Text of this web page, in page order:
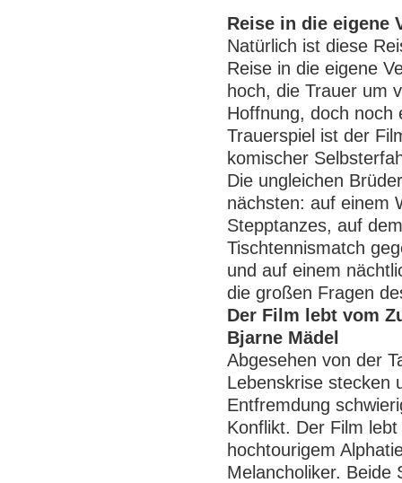
Reise in die eigene
Natürlich ist diese
Reise in die eigene
hoch, die Trauer um
Hoffnung, doch noch
Trauerspiel ist der
komischer
Die ungleichen
nächsten: auf einem
Stepptanzes, auf
Tischtennismatch
und auf einem
die großen Fragen
Der Film lebt vom
Bjarne Mädel
Abgesehen von der
Lebenskrise stecken
Entfremdung
Konflikt. Der Film
hochtourigem
Melancholiker. Beide